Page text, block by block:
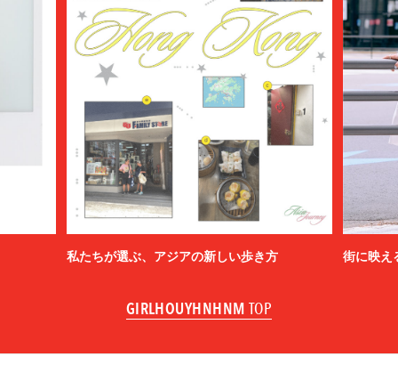
私たちが選ぶ、アジアの新しい歩き方 街に映え
GIRLHOUYHNHNM TOP